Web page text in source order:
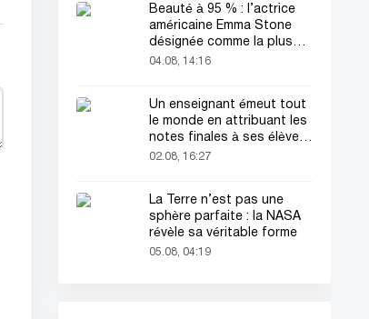
Beauté à 95 % : l’actrice
américaine Emma Stone
désignée comme la plus
belle femme du monde !
04.08, 14:16
Un enseignant émeut tout
le monde en attribuant les
notes finales à ses élèves
avant sa mort
02.08, 16:27
La Terre n’est pas une
sphère parfaite : la NASA
révèle sa véritable forme
05.08, 04:19